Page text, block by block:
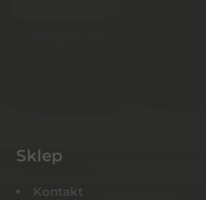
Sklep
Kontakt